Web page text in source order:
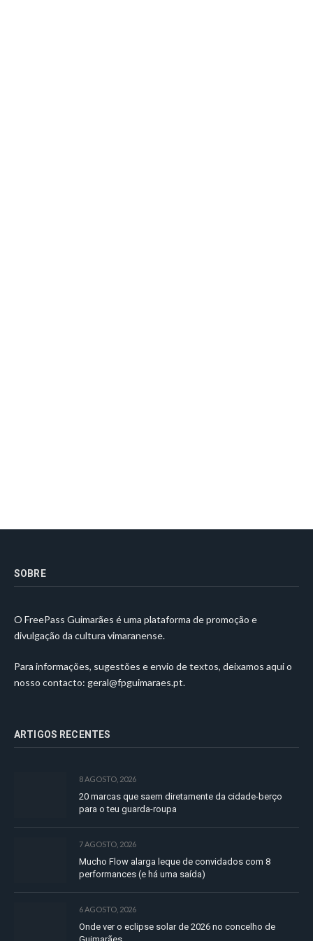
SOBRE
O FreePass Guimarães é uma plataforma de promoção e
divulgação da cultura vimaranense.
Para informações, sugestões e envio de textos, deixamos aqui o
nosso contacto: geral@fpguimaraes.pt.
ARTIGOS RECENTES
8 AGOSTO, 2026
20 marcas que saem diretamente da cidade-berço
para o teu guarda-roupa
7 AGOSTO, 2026
Mucho Flow alarga leque de convidados com 8
performances (e há uma saída)
6 AGOSTO, 2026
Onde ver o eclipse solar de 2026 no concelho de